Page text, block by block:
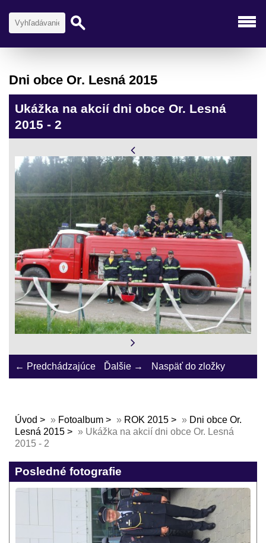
Dni obce Or. Lesná 2015
Ukážka na akcií dni obce Or. Lesná
2015 - 2
← Predchádzajúce Ďalšie → Naspäť do zložky
Úvod » Fotoalbum » ROK 2015 » Dni obce Or.
Lesná 2015
» Ukážka na akcií dni obce Or. Lesná
2015 - 2
Posledné fotografie